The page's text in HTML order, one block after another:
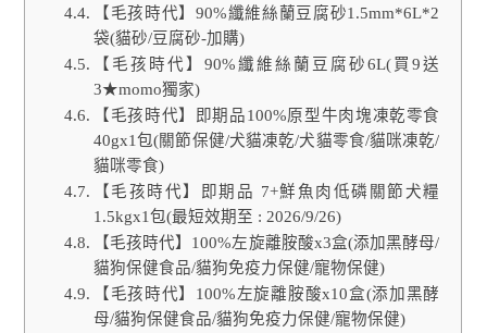
【毛孩時代】90%纖維絲蘭豆腐砂1.5mm*6L*2
袋(貓砂/豆腐砂-加購)
【毛孩時代】90%纖維絲蘭豆腐砂6L(買9送
3★momo獨家)
【毛孩時代】即期品100%原型牛肉塊凍乾零食
40gx1包(關節保健/犬貓凍乾/犬貓零食/貓咪凍乾/
貓咪零食)
【毛孩時代】即期品 7+鮮魚肉低磷關節犬糧
1.5kgx1包(最短效期至 : 2026/9/26)
【毛孩時代】100%左旋離胺酸x3盒(添加黑酵母/
貓狗保健食品/貓狗免疫力保健/寵物保健)
【毛孩時代】100%左旋離胺酸x10盒(添加黑酵
母/貓狗保健食品/貓狗免疫力保健/寵物保健)